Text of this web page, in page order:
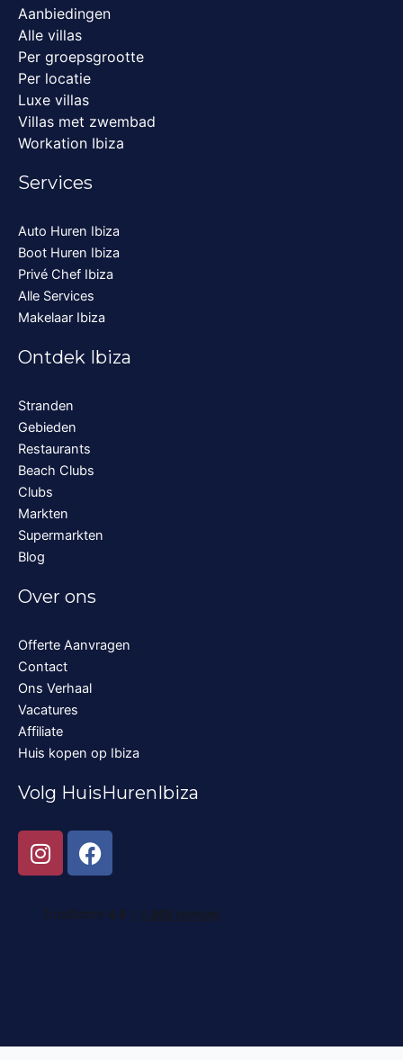
Aanbiedingen
Alle villas
Per groepsgrootte
Per locatie
Luxe villas
Villas met zwembad
Workation Ibiza
Services
Auto Huren Ibiza
Boot Huren Ibiza
Privé Chef Ibiza
Alle Services
Makelaar Ibiza
Ontdek Ibiza
Stranden
Gebieden
Restaurants
Beach Clubs
Clubs
Markten
Supermarkten
Blog
Over ons
Offerte Aanvragen
Contact
Ons Verhaal
Vacatures
Affiliate
Huis kopen op Ibiza
Volg HuisHurenIbiza
I
n
t
F
a
e